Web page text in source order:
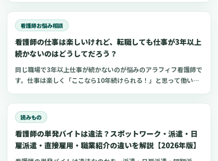
く不満を持っているみたいです。夜勤中の家事や育児の負担ばか
り文句を言ってくるので、私もイライラが募りよく
看護師お悩み相談
看護師の仕事は楽しいけれど、転職しても仕事が3年以上
続かないのはどうしてだろう？
同じ職場で3年以上仕事が続かないのが悩みのアラフィフ看護師で
す。仕事は楽しく「ここなら10年続けられる！」と思って働いて
しまいます。今までも病院やクリニック、訪問看護ステーション
などで働きましたが、どこも3年から4年で転職
読みもの
看護師の単発バイトは違法？スポットワーク・派遣・日
雇派遣・直接雇用・職業紹介の違いを解説【2026年版】